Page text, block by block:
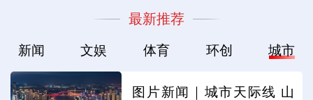
最新推荐
新闻 文娱 体育 环创 城市
图片新闻｜城市天际线 山